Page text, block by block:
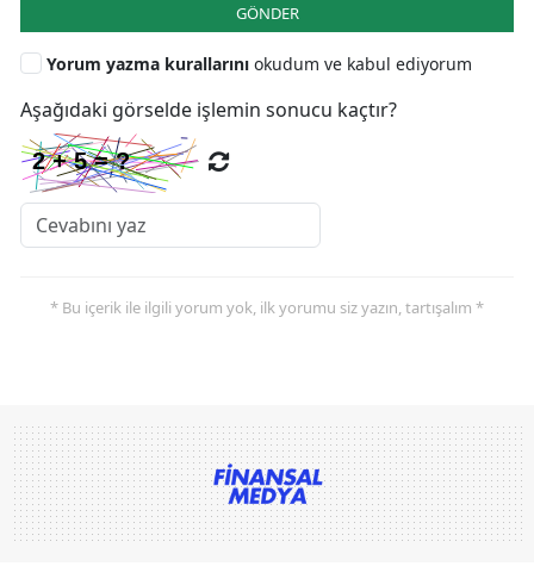
GÖNDER
Yorum yazma kurallarını okudum ve kabul ediyorum
Aşağıdaki görselde işlemin sonucu kaçtır?
* Bu içerik ile ilgili yorum yok, ilk yorumu siz yazın, tartışalım *